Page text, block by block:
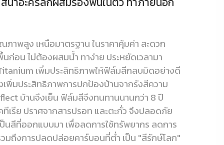
าพสูง เหนือมาตรฐาน ในราคาคุ้มค่า สะดวก
ก่อน ไม่ต้องผสมน้ำ ทาง่าย ประหยัดเวลามา
เพิ่มประสิทธิภาพให้ฟิล์มสีกลบมิดอย่างดี
พิ่มประสิทธิภาพการปกป้องบ้านจากรังสีความ
บ้านจึงเย็น ฟิล์มสีจึงทนทานนานกว่า 8 ปี
เรีย ปราศจากสารปรอท และตะกั่ว จึงปลอดภัย
นสีที่ออกแบบมา เพื่อลดการใช้ทรัพยากร ลดการ
วมถึงการปลดปล่อยคาร์บอนที่ต่ำ เป็น "สีรักษ์โลก"